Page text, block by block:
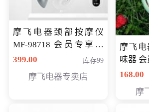
摩飞电器颈部按摩仪
MF-98718 会员专享价
299元
399.00 库存99
摩飞电器专卖店
摩飞
味器
168.00
摩